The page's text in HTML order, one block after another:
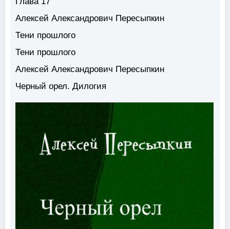
Алексей Александрович Пересыпкин
Тени прошлого
Тени прошлого
Алексей Александрович Пересыпкин
Черный орел. Дилогия